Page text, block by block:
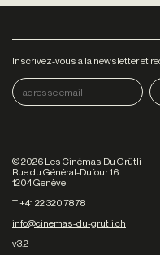
Inscrivez-vous à la newsletter et
©2026 Les Cinémas Du Grütli
Rue du Général-Dufour 16
1204 Genève
T +41 22 320 78 78
info@cinemas-du-grutli.ch
v3.2